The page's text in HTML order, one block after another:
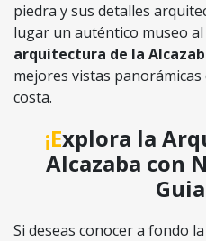
piedra y sus detalles
lugar un auténtico museo al
arquitectura de la
mejores vistas
costa.
¡Explora la Arquitectura de la
Alcazaba con
Si deseas conocer a fondo